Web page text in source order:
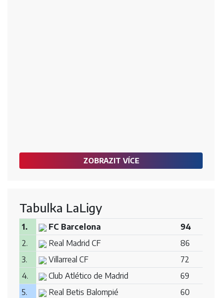
ZOBRAZIT VÍCE
Tabulka LaLigy
1. FC Barcelona
94
2.
Real Madrid CF
86
3.
Villarreal CF
72
4.
Club Atlético de Madrid
69
5.
Real Betis Balompié
60